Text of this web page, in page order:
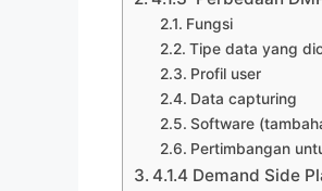
Fungsi
Tipe data yang
Profil user
Data capturing
Software
Pertimbangan
4.1.4 Demand Side